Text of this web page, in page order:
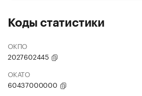
Коды статистики
ОКПО
2027602445
ОКАТО
60437000000